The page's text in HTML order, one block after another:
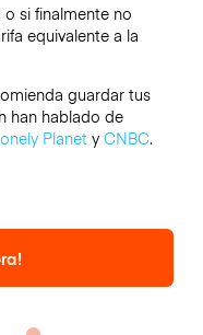
si finalmente no
equivalente a la
guardar tus
han hablado de
Planety CNBC.